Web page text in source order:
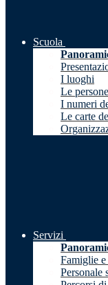
Scuola
I luoghi
Le persone
I numeri
Le carte
Servizi
Famiglie e
Personale